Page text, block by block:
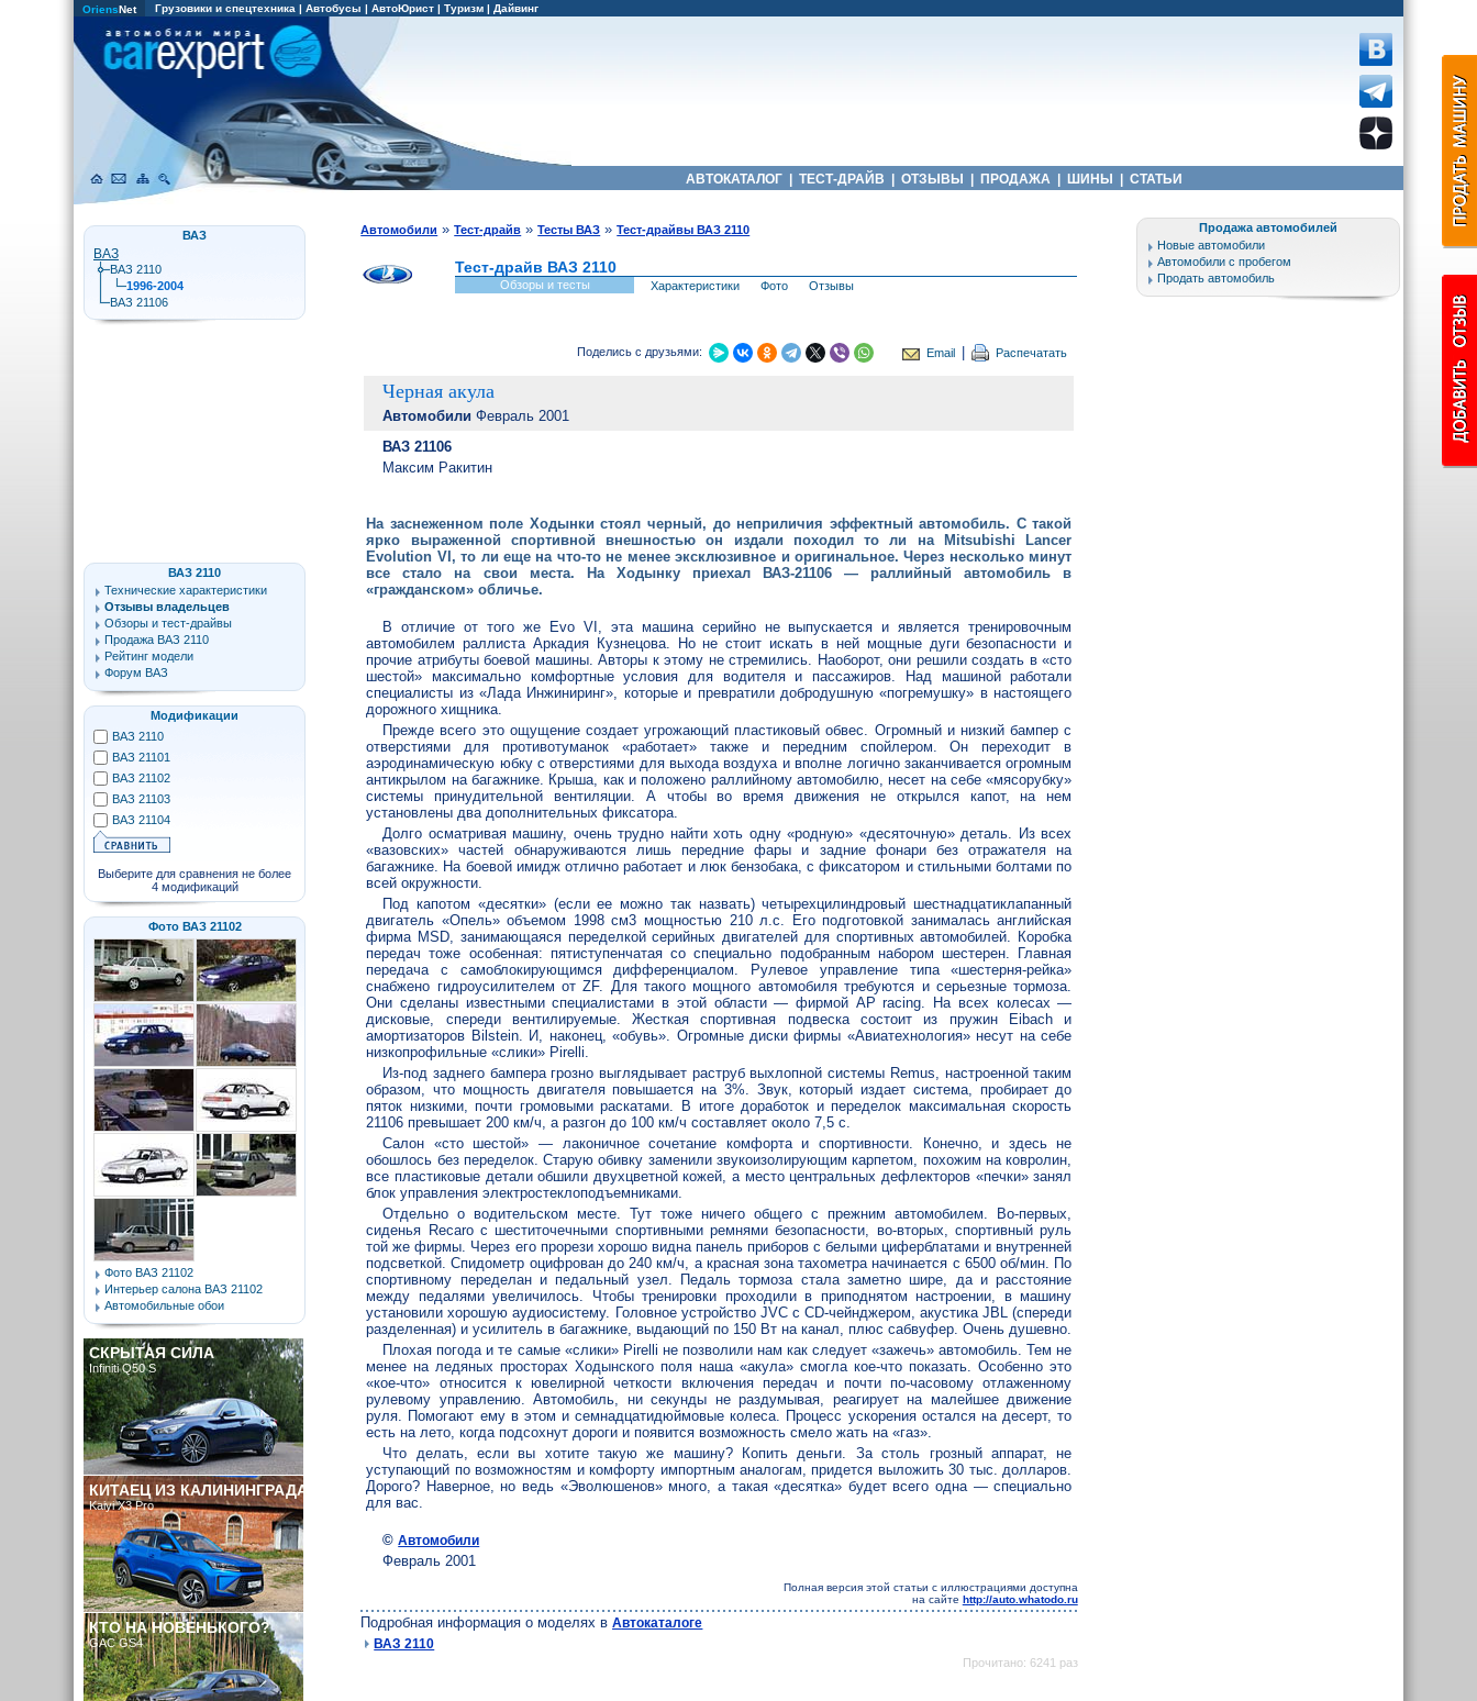
OriensNet Грузовики и спецтехника | Автобусы | АвтоЮрист | Туризм | Дайвинг
АВТОКАТАЛОГ ТЕСТ-ДРАЙВ ОТЗЫВЫ ПРОДАЖА ШИНЫ СТАТЬИ
Автомобили »Тест-драйв »Тесты ВАЗ »Тест-драйвы ВАЗ 2110
Тест-драйв ВАЗ 2110
Обзоры и тесты Характеристики Фото Отзывы
Поделись с друзьями: Email Распечатать
Черная акула
Автомобили Февраль 2001
ВАЗ 21106
Максим Ракитин
На заснеженном поле Ходынки стоял черный, до неприличия эффектный автомобиль. С такой
ярко выраженной спортивной внешностью он издали походил то ли на Mitsubishi Lancer
Evolution VI, то ли еще на что-то не менее эксклюзивное и оригинальное. Через несколько минут
все стало на свои места. На Ходынку приехал ВАЗ-21106 — раллийный автомобиль в
«гражданском» обличье.
В отличие от того же Evo VI, эта машина серийно не выпускается и является тренировочным
автомобилем раллиста Аркадия Кузнецова. Но не стоит искать в ней мощные дуги безопасности и
прочие атрибуты боевой машины. Авторы к этому не стремились. Наоборот, они решили создать в «сто
шестой» максимально комфортные условия для водителя и пассажиров. Над машиной работали
специалисты из «Лада Инжиниринг», которые и превратили добродушную «погремушку» в настоящего
дорожного хищника.
Прежде всего это ощущение создает угрожающий пластиковый обвес. Огромный и низкий бампер с
отверстиями для противотуманок «работает» также и передним спойлером. Он переходит в
аэродинамическую юбку с отверстиями для выхода воздуха и вполне логично заканчивается огромным
антикрылом на багажнике. Крыша, как и положено раллийному автомобилю, несет на себе «мясорубку»
системы принудительной вентиляции. А чтобы во время движения не открылся капот, на нем
установлены два дополнительных фиксатора.
Долго осматривая машину, очень трудно найти хоть одну «родную» «десяточную» деталь. Из всех
«вазовских» частей обнаруживаются лишь передние фары и задние фонари без отражателя на
багажнике. На боевой имидж отлично работает и люк бензобака, с фиксатором и стильными болтами по
всей окружности.
Под капотом «десятки» (если ее можно так назвать) четырехцилиндровый шестнадцатиклапанный
двигатель «Опель» объемом 1998 см3 мощностью 210 л.с. Его подготовкой занималась английская
фирма MSD, занимающаяся переделкой серийных двигателей для спортивных автомобилей. Коробка
передач тоже особенная: пятиступенчатая со специально подобранным набором шестерен. Главная
передача с самоблокирующимся дифференциалом. Рулевое управление типа «шестерня-рейка»
снабжено гидроусилителем от ZF. Для такого мощного автомобиля требуются и серьезные тормоза.
Они сделаны известными специалистами в этой области — фирмой AP racing. На всех колесах —
дисковые, спереди вентилируемые. Жесткая спортивная подвеска состоит из пружин Eibach и
амортизаторов Bilstein. И, наконец, «обувь». Огромные диски фирмы «Авиатехнология» несут на себе
низкопрофильные «слики» Pirelli.
Из-под заднего бампера грозно выглядывает раструб выхлопной системы Remus, настроенной таким
образом, что мощность двигателя повышается на 3%. Звук, который издает система, пробирает до
пяток низкими, почти громовыми раскатами. В итоге доработок и переделок максимальная скорость
21106 превышает 200 км/ч, а разгон до 100 км/ч составляет около 7,5 с.
Салон «сто шестой» — лаконичное сочетание комфорта и спортивности. Конечно, и здесь не
обошлось без переделок. Старую обивку заменили звукоизолирующим карпетом, похожим на ковролин,
все пластиковые детали обшили двухцветной кожей, а место центральных дефлекторов «печки» занял
блок управления электростеклоподъемниками.
Отдельно о водительском месте. Тут тоже ничего общего с прежним автомобилем. Во-первых,
сиденья Recaro с шеститочечными спортивными ремнями безопасности, во-вторых, спортивный руль
той же фирмы. Через его прорези хорошо видна панель приборов с белыми циферблатами и внутренней
подсветкой. Спидометр оцифрован до 240 км/ч, а красная зона тахометра начинается с 6500 об/мин. По
спортивному переделан и педальный узел. Педаль тормоза стала заметно шире, да и расстояние
между педалями увеличилось. Чтобы тренировки проходили в приподнятом настроении, в машину
установили хорошую аудиосистему. Головное устройство JVC с CD-чейнджером, акустика JBL (спереди
разделенная) и усилитель в багажнике, выдающий по 150 Вт на канал, плюс сабвуфер. Очень душевно.
Плохая погода и те самые «слики» Pirelli не позволили нам как следует «зажечь» автомобиль. Тем не
менее на ледяных просторах Ходынского поля наша «акула» смогла кое-что показать. Особенно это
«кое-что» относится к ювелирной четкости включения передач и почти по-часовому отлаженному
рулевому управлению. Автомобиль, ни секунды не раздумывая, реагирует на малейшее движение
руля. Помогают ему в этом и семнадцатидюймовые колеса. Процесс ускорения остался на десерт, то
есть на лето, когда подсохнут дороги и появится возможность смело жать на «газ».
Что делать, если вы хотите такую же машину? Копить деньги. За столь грозный аппарат, не
уступающий по возможностям и комфорту импортным аналогам, придется выложить 30 тыс. долларов.
Дорого? Наверное, но ведь «Эволюшенов» много, а такая «десятка» будет всего одна — специально
для вас.
©Автомобили
Февраль 2001
Полная версия этой статьи с иллюстрациями доступна
на сайте http://auto.whatodo.ru
Подробная информация о моделях вАвтокаталоге
ВАЗ 2110
Прочитано: 6241 раз
ВАЗ
ВАЗ
ВАЗ 2110
1996-2004
ВАЗ 21106
ВАЗ 2110
Технические характеристики
Отзывы владельцев
Обзоры и тест-драйвы
Продажа ВАЗ 2110
Рейтинг модели
Форум ВАЗ
Модификации
ВАЗ 2110
ВАЗ 21101
ВАЗ 21102
ВАЗ 21103
ВАЗ 21104
Выберите для сравнения не более
4 модификаций
Фото ВАЗ 21102
Фото ВАЗ 21102
Интерьер салона ВАЗ 21102
Автомобильные обои
СКРЫТАЯ СИЛА
Infiniti Q50 S
КИТАЕЦ ИЗ КАЛИНИНГРАДА
Kaiyi X3 Pro
КТО НА НОВЕНЬКОГО?
GAC GS4
Продажа автомобилей
Новые автомобили
Автомобили с пробегом
Продать автомобиль